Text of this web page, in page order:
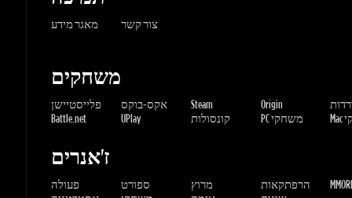
Battle.net UPlay
ז'אנרים
אסטרטגיה
משחקי
תפקידים
אימה שונות
Gaming Dragons / Gamers-shop
All Rights Reserved. © 2015-2026